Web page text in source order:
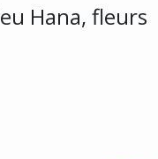
Hana, fleurs